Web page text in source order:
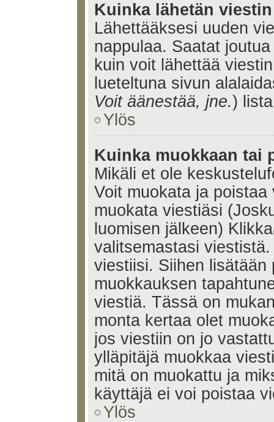
Kuinka lähetän
Lähettääksesi uuden
nappulaa. Saatat
kuin voit lähettää
lueteltuna sivun
Voit äänestää, jne.)
Ylös
Kuinka muokkaan tai
Mikäli et ole
Voit muokata ja
muokata viestiäsi
luomisen jälkeen)
valitsemastasi
viestiisi. Siihen lisätään
muokkauksen
viestiä. Tässä on
monta kertaa olet
jos viestiin on jo
ylläpitäjä muokkaa
mitä on muokattu ja
käyttäjä ei voi poistaa
Ylös